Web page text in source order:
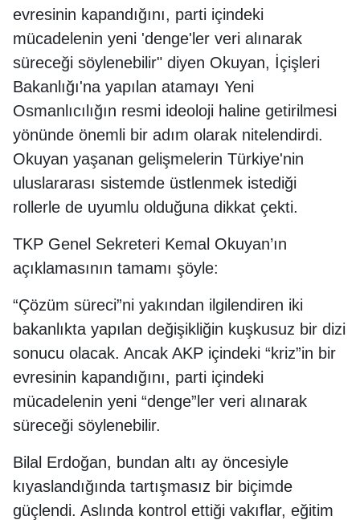
evresinin kapandığını, parti içindeki
mücadelenin yeni 'denge'ler veri alınarak
süreceği söylenebilir" diyen Okuyan, İçişleri
Bakanlığı'na yapılan atamayı Yeni
Osmanlıcılığın resmi ideoloji haline getirilmesi
yönünde önemli bir adım olarak nitelendirdi.
Okuyan yaşanan gelişmelerin Türkiye'nin
uluslararası sistemde üstlenmek istediği
rollerle de uyumlu olduğuna dikkat çekti.
TKP Genel Sekreteri Kemal Okuyan’ın
açıklamasının tamamı şöyle:
“Çözüm süreci”ni yakından ilgilendiren iki
bakanlıkta yapılan değişikliğin kuşkusuz bir dizi
sonucu olacak. Ancak AKP içindeki “kriz”in bir
evresinin kapandığını, parti içindeki
mücadelenin yeni “denge”ler veri alınarak
süreceği söylenebilir.
Bilal Erdoğan, bundan altı ay öncesiyle
kıyaslandığında tartışmasız bir biçimde
güçlendi. Aslında kontrol ettiği vakıflar, eğitim